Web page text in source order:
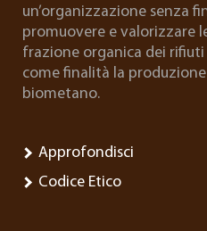
un’organizzazione senza
promuovere e valorizzare
frazione organica dei
come finalità la
biometano.
Approfondisci
Codice Etico